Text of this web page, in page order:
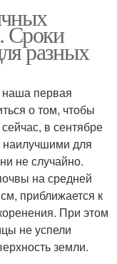
Сроки
разных
первая
о том, чтобы
в сентябре
наилучшими для
не случайно.
на средней
приближается к
При этом
не успели
земли.